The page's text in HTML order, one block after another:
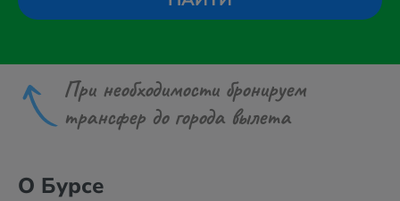
При необходимости бронируем
трансфер до города вылета
О Бурсе